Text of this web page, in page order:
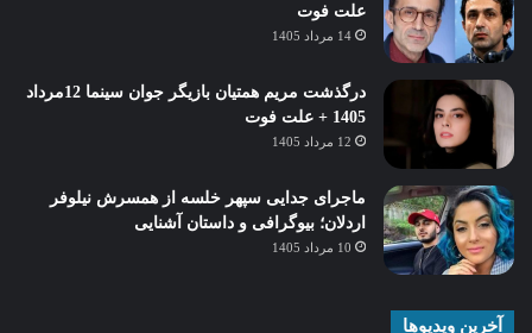
علت فوت
14 مرداد 1405
درگذشت مریم همتیان بازیگر جوان سینما 12مرداد
1405 + علت فوت
12 مرداد 1405
ماجرای جدایی سپهر خلسه از همسرش نیلوفر
اردلان؛ بیوگرافی و داستان آشنایی
10 مرداد 1405
آخرین ویدیوها